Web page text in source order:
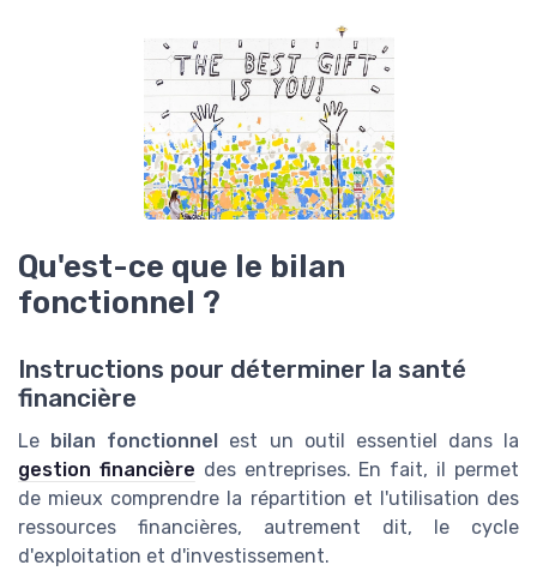
Qu'est-ce que le bilan
fonctionnel ?
Instructions pour déterminer la santé
financière
Le bilan fonctionnel est un outil essentiel dans la
gestion financière des entreprises. En fait, il permet
de mieux comprendre la répartition et l'utilisation des
ressources financières, autrement dit, le cycle
d'exploitation et d'investissement.